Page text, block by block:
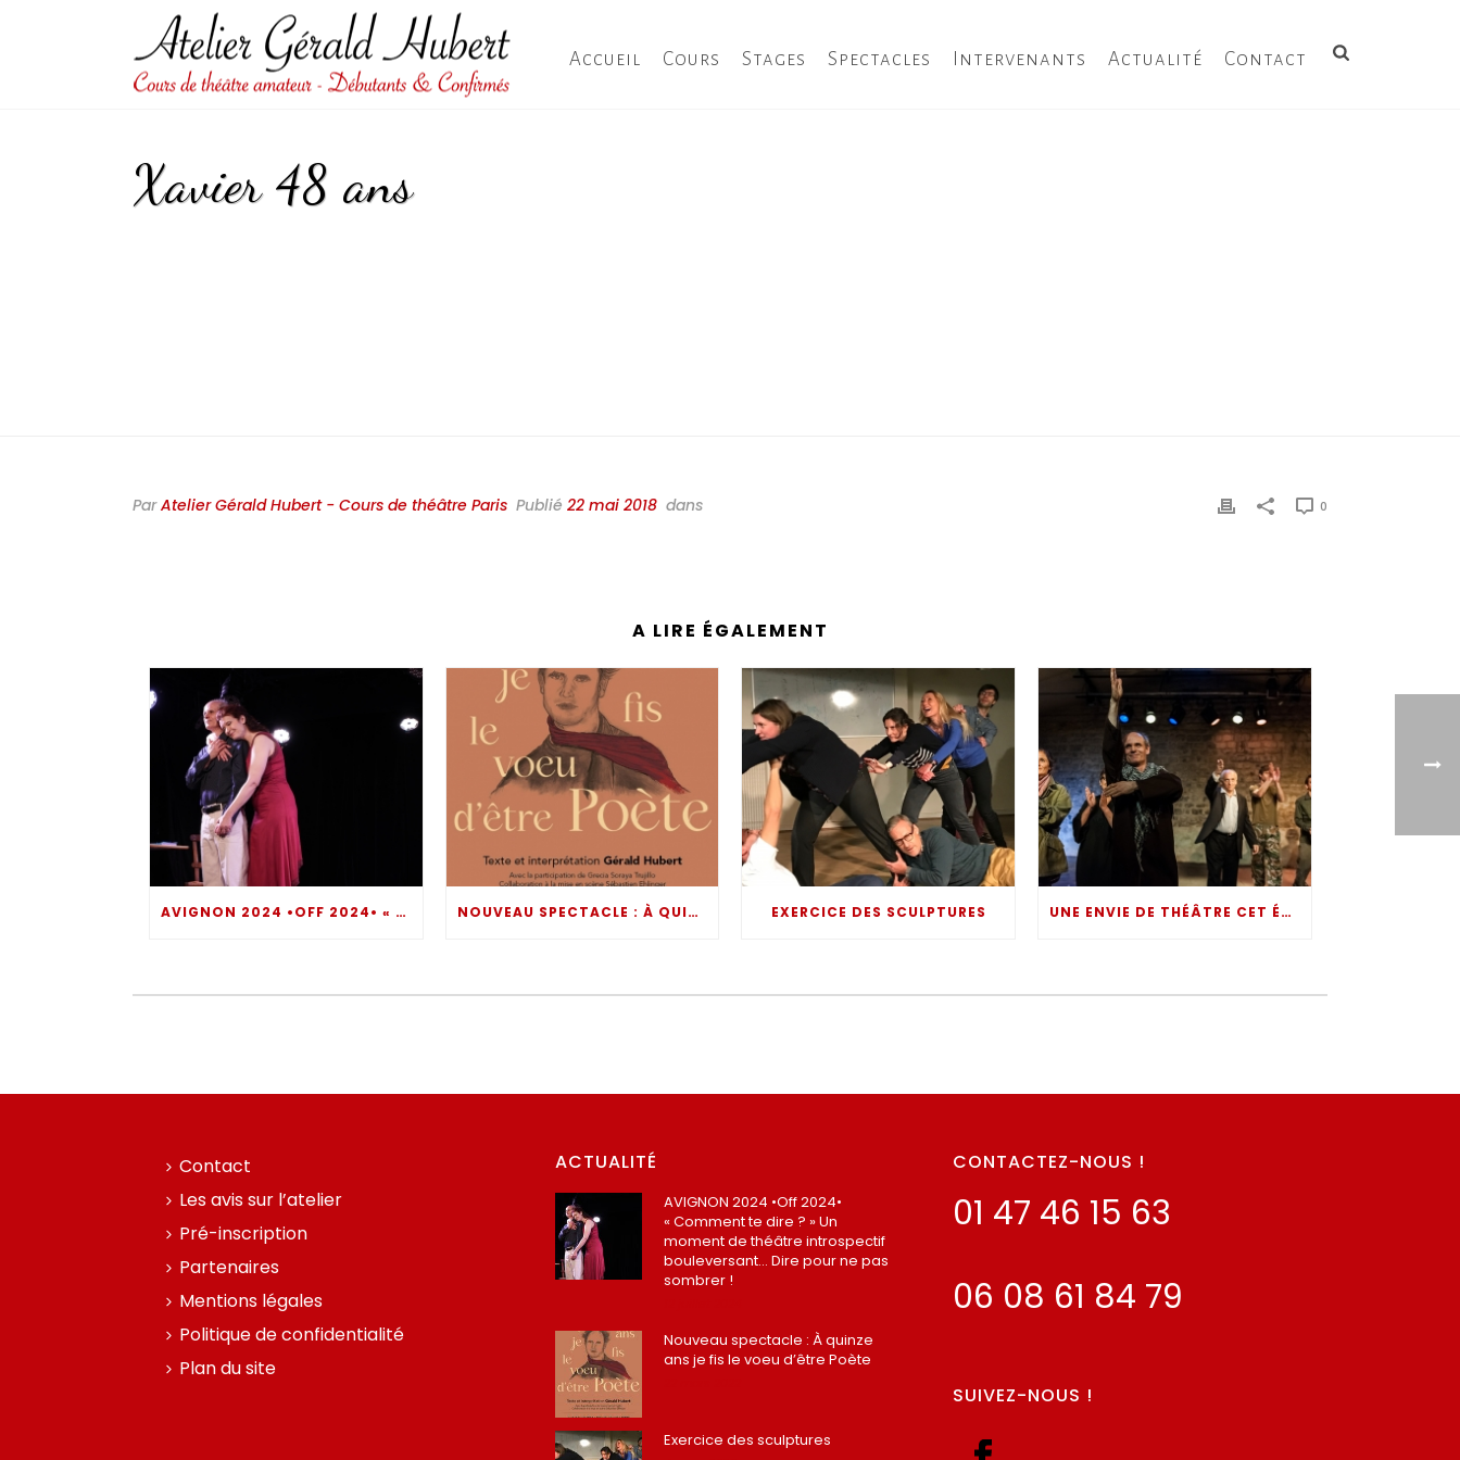
Accueil Cours Stages Spectacles Intervenants Actualité Contact
Xavier 48 ans
ParAtelier Gérald Hubert - Cours de théâtre Paris Publié 22 mai 2018 dans 0
A LIRE ÉGALEMENT
AVIGNON 2024 •OFF 2024• « COMMENT TE DIRE ? » UN MOMENT DE THÉÂTRE INTROSPECTIF BOULEVERSANT… DIRE POUR NE PAS SOMBRER ! NOUVEAU SPECTACLE : À QUINZE ANS JE FIS LE VOEU D’ÊTRE POÈTE EXERCICE DES SCULPTURES UNE ENVIE DE THÉÂTRE CET ÉTÉ ?
Contact
Les avis sur l’atelier
Pré-inscription
Partenaires
Mentions légales
Politique de confidentialité
Plan du site
ACTUALITÉ
AVIGNON 2024 •Off 2024•
« Comment te dire ? » Un
moment de théâtre introspectif
bouleversant… Dire pour ne pas
sombrer !
Nouveau spectacle : À quinze
ans je fis le voeu d’être Poète
Exercice des sculptures
CONTACTEZ-NOUS !
01 47 46 15 63
06 08 61 84 79
SUIVEZ-NOUS !